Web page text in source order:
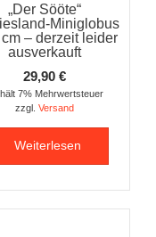
„Der Sööte“
Miniglobus
– derzeit leider
ausverkauft
29,90 €
7% Mehrwertsteuer
zzgl. Versand
Weiterlesen